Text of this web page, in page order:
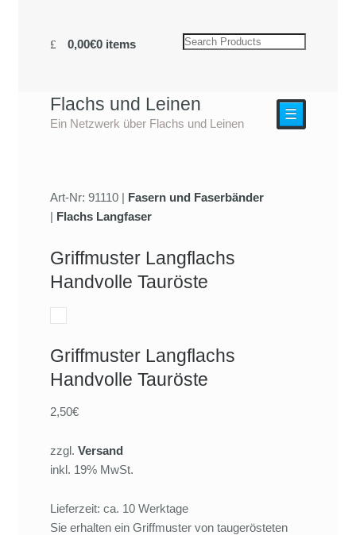
0,00€0 items
Flachs und Leinen
Ein Netzwerk über Flachs und Leinen
☰
Art-Nr: 91110 | Fasern und Faserbänder
| Flachs Langfaser
Griffmuster Langflachs
Handvolle Tauröste
Griffmuster Langflachs
Handvolle Tauröste
2,50€
zzgl.Versand
inkl. 19% MwSt.
Lieferzeit: ca. 10 Werktage
Sie erhalten ein Griffmuster von taugerösteten